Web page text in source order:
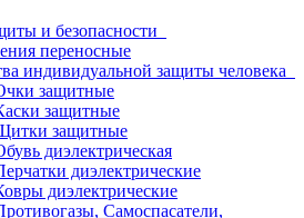
и безопасности
переносные
индивидуальной защиты человека
защитные
защитные
защитные
диэлектрическая
диэлектрические
диэлектрические
Самоспасатели,